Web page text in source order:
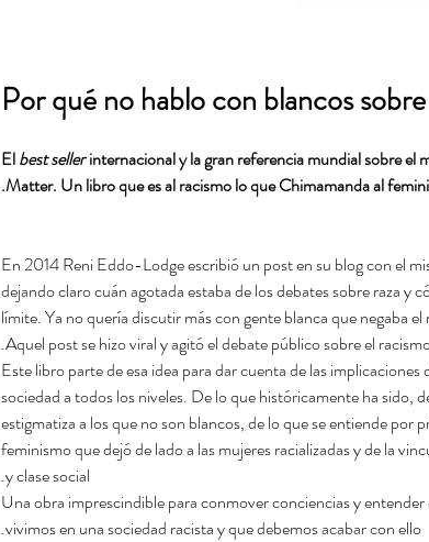
Por qué no hablo con blancos
Elbest sellerinternacional y la gran referencia mundial sobre el
Matter. Un libro que es al racismo lo que Chimamanda al
En 2014 Reni Eddo-Lodge escribió un post en su blog con el
dejando claro cuán agotada estaba de los debates sobre raza y
límite. Ya no quería discutir más con gente blanca que negaba
Aquel post se hizo viral y agitó el debate público sobre el
Este libro parte de esa idea para dar cuenta de las implicaciones
sociedad a todos los niveles. De lo que históricamente ha sido,
estigmatiza a los que no son blancos, de lo que se entiende por
feminismo que dejó de lado a las mujeres racializadas y de la
y clase social.
Una obra imprescindible para conmover conciencias y
vivimos en una sociedad racista y que debemos acabar con ello.